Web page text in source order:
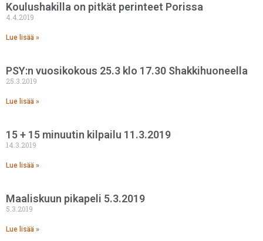
Koulushakilla on pitkät perinteet Porissa
4.4.2019
Lue lisää »
PSY:n vuosikokous 25.3 klo 17.30 Shakkihuoneella
25.3.2019
Lue lisää »
15 + 15 minuutin kilpailu 11.3.2019
14.3.2019
Lue lisää »
Maaliskuun pikapeli 5.3.2019
5.3.2019
Lue lisää »